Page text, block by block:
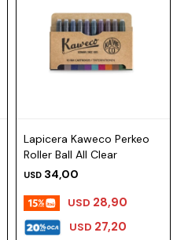
Lapicera Kaweco Perkeo
Roller Ball All Clear
USD 34,00
USD 27,20
USD 28,90